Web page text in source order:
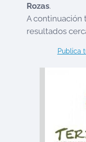
Rozas.
A continuación
resultados
Publica